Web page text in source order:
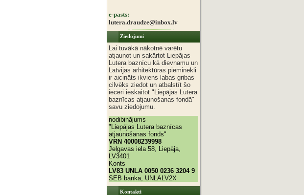
e-pasts:
lutera.draudze@inbox.lv
Ziedojumi
Lai tuvākā nākotnē varētu
atjaunot un sakārtot Liepājas
Lutera baznīcu kā dievnamu un
Latvijas arhitektūras pieminekli
ir aicināts ikviens labas gribas
cilvēks ziedot un atbalstīt šo
ieceri ieskaitot "Liepājas Lutera
baznīcas atjaunošanas fondā"
savu ziedojumu.
nodibinājums
"Liepājas Lutera baznīcas
atjaunošanas fonds"
VRN 40008239998
Jelgavas iela 58, Liepāja,
LV3401
Konts
LV83 UNLA 0050 0236 3204 9
SEB banka, UNLALV2X
Kontakti